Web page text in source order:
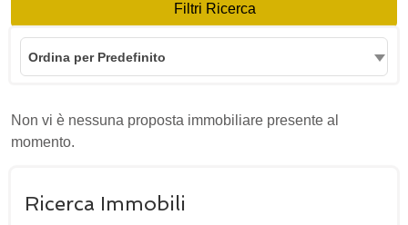
Filtri Ricerca
Ordina per Predefinito
Non vi è nessuna proposta immobiliare presente al
momento.
Ricerca Immobili